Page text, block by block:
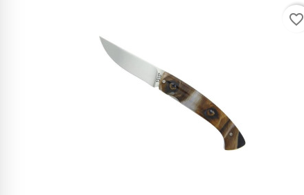
favorite_border